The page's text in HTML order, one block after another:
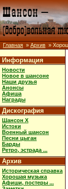
Главная » Архив »
Информация
Новости
Новое в шансоне
Наши друзья
Анонсы
Афиша
Награды
Дискография
Шансон X
Истоки
Военный шансон
Песни цыган
Барды
Ретро, эстрада ...
Архив
Историческая справка
Хорошая музыка
Афиши, постеры ...